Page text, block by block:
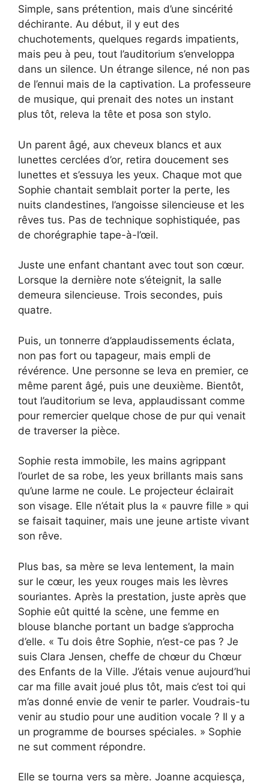
Simple, sans prétention, mais d’une sincérité
déchirante. Au début, il y eut des
chuchotements, quelques regards impatients,
mais peu à peu, tout l’auditorium s’enveloppa
dans un silence. Un étrange silence, né non pas
de l’ennui mais de la captivation. La professeure
de musique, qui prenait des notes un instant
plus tôt, releva la tête et posa son stylo.
Un parent âgé, aux cheveux blancs et aux
lunettes cerclées d’or, retira doucement ses
lunettes et s’essuya les yeux. Chaque mot que
Sophie chantait semblait porter la perte, les
nuits clandestines, l’angoisse silencieuse et les
rêves tus. Pas de technique sophistiquée, pas
de chorégraphie tape-à-l’œil.
Juste une enfant chantant avec tout son cœur.
Lorsque la dernière note s’éteignit, la salle
demeura silencieuse. Trois secondes, puis
quatre.
Puis, un tonnerre d’applaudissements éclata,
non pas fort ou tapageur, mais empli de
révérence. Une personne se leva en premier, ce
même parent âgé, puis une deuxième. Bientôt,
tout l’auditorium se leva, applaudissant comme
pour remercier quelque chose de pur qui venait
de traverser la pièce.
Sophie resta immobile, les mains agrippant
l’ourlet de sa robe, les yeux brillants mais sans
qu’une larme ne coule. Le projecteur éclairait
son visage. Elle n’était plus la « pauvre fille » qui
se faisait taquiner, mais une jeune artiste vivant
son rêve.
Plus bas, sa mère se leva lentement, la main
sur le cœur, les yeux rouges mais les lèvres
souriantes. Après la prestation, juste après que
Sophie eût quitté la scène, une femme en
blouse blanche portant un badge s’approcha
d’elle. « Tu dois être Sophie, n’est-ce pas ? Je
suis Clara Jensen, cheffe de chœur du Chœur
des Enfants de la Ville. J’étais venue aujourd’hui
car ma fille avait joué plus tôt, mais c’est toi qui
m’as donné envie de venir te parler. Voudrais-tu
venir au studio pour une audition vocale ? Il y a
un programme de bourses spéciales. » Sophie
ne sut comment répondre.
Elle se tourna vers sa mère. Joanne acquiesça,